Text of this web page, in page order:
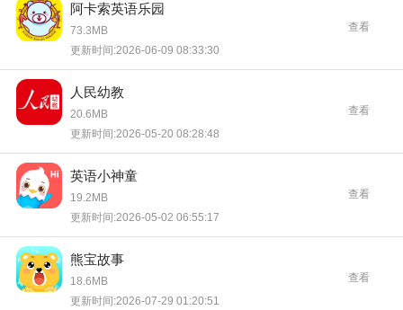
阿卡索英语乐园
73.3MB
更新时间:2026-06-09 08:33:30
查看
人民幼教
20.6MB
更新时间:2026-05-20 08:28:48
查看
英语小神童
19.2MB
更新时间:2026-05-02 06:55:17
查看
熊宝故事
18.6MB
更新时间:2026-07-29 01:20:51
查看